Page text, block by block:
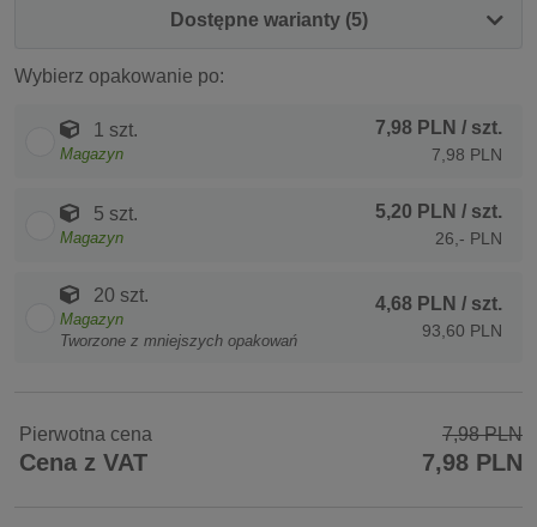
Dostępne warianty (5)
Wybierz opakowanie po:
1 szt.
Magazyn
7,98 PLN / szt.
7,98 PLN
5 szt.
Magazyn
5,20 PLN / szt.
26,- PLN
20 szt.
Magazyn
Tworzone z mniejszych opakowań
4,68 PLN / szt.
93,60 PLN
Pierwotna cena 7,98 PLN
Cena z VAT 7,98 PLN